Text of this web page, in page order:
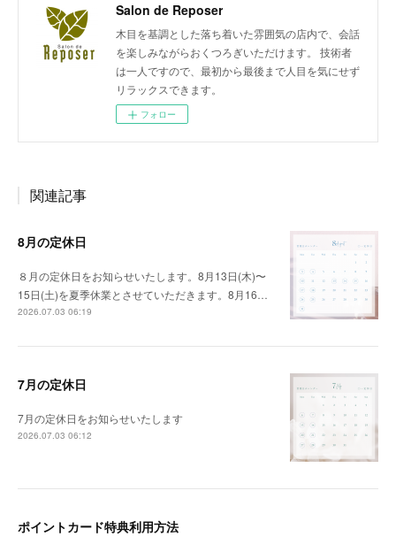
Salon de Reposer
木目を基調とした落ち着いた雰囲気の店内で、会話
を楽しみながらおくつろぎいただけます。 技術者
は一人ですので、最初から最後まで人目を気にせず
リラックスできます。
フォロー
関連記事
8月の定休日
８月の定休日をお知らせいたします。8月13日(木)〜
15日(土)を夏季休業とさせていただきます。8月16…
2026.07.03 06:19
7月の定休日
7月の定休日をお知らせいたします
2026.07.03 06:12
ポイントカード特典利用方法